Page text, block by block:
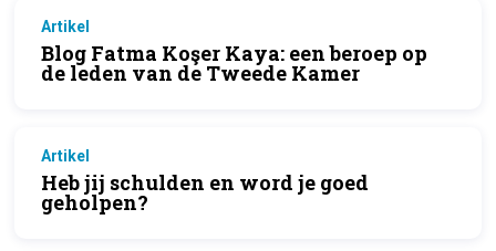
Artikel
Blog Fatma Koşer Kaya: een beroep op
de leden van de Tweede Kamer
Artikel
Heb jij schulden en word je goed
geholpen?